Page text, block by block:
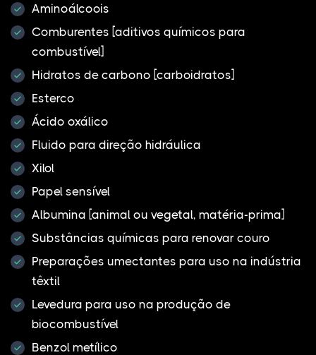
Aminoálcoois
Comburentes [aditivos químicos para
combustível]
Hidratos de carbono [carboidratos]
Esterco
Ácido oxálico
Fluido para direção hidráulica
Xilol
Papel sensível
Albumina [animal ou vegetal, matéria-prima]
Substâncias químicas para renovar couro
Preparações umectantes para uso na indústria
têxtil
Levedura para uso na produção de
biocombustível
Benzol metílico